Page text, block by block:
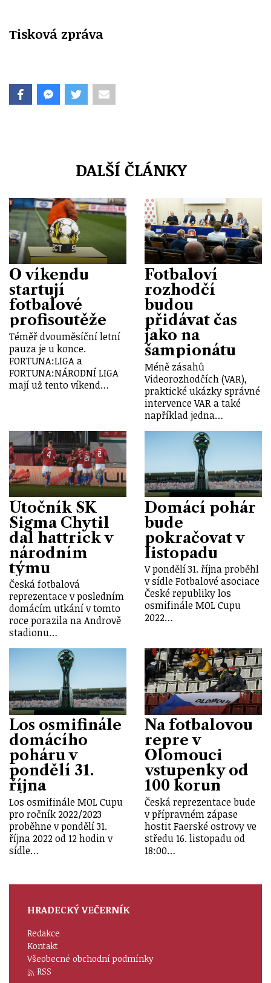
Tisková zpráva
DALŠÍ ČLÁNKY
O víkendu
startují
fotbalové
profisoutěže
Téměř dvouměsíční letní
pauza je u konce.
FORTUNA:LIGA a
FORTUNA:NÁRODNÍ LIGA
mají už tento víkend…
Fotbaloví
rozhodčí
budou
přidávat čas
jako na
šampionátu
Méně zásahů
Videorozhodčích (VAR),
praktické ukázky správné
intervence VAR a také
například jedna…
Útočník SK
Sigma Chytil
dal hattrick v
národním
týmu
Česká fotbalová
reprezentace v posledním
domácím utkání v tomto
roce porazila na Andrově
stadionu…
Domácí pohár
bude
pokračovat v
listopadu
V pondělí 31. října proběhl
v sídle Fotbalové asociace
České republiky los
osmifinále MOL Cupu
2022…
Los osmifinále
domácího
poháru v
pondělí 31.
října
Los osmifinále MOL Cupu
pro ročník 2022/2023
proběhne v pondělí 31.
října 2022 od 12 hodin v
sídle…
Na fotbalovou
repre v
Olomouci
vstupenky od
100 korun
Česká reprezentace bude
v přípravném zápase
hostit Faerské ostrovy ve
středu 16. listopadu od
18:00…
HRADECKÝ VEČERNÍK
Redakce
Kontakt
Všeobecné obchodní podmínky
RSS